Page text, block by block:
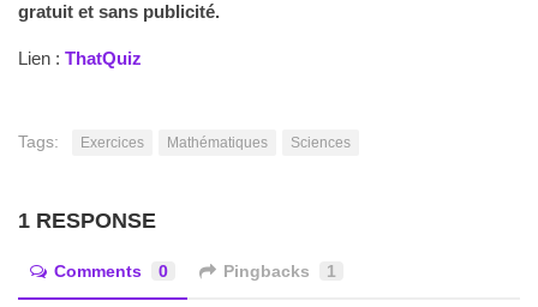
gratuit et sans publicité.
Lien : ThatQuiz
Tags: Exercices Mathématiques Sciences
1 RESPONSE
Comments 0 Pingbacks 1